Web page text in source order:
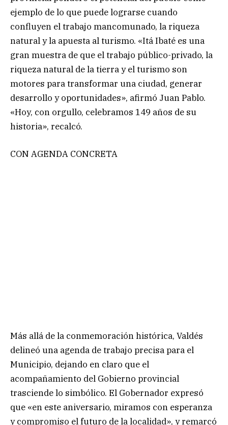
ejemplo de lo que puede lograrse cuando
confluyen el trabajo mancomunado, la riqueza
natural y la apuesta al turismo. «Itá Ibaté es una
gran muestra de que el trabajo público-privado, la
riqueza natural de la tierra y el turismo son
motores para transformar una ciudad, generar
desarrollo y oportunidades», afirmó Juan Pablo.
«Hoy, con orgullo, celebramos 149 años de su
historia», recalcó.
CON AGENDA CONCRETA
Más allá de la conmemoración histórica, Valdés
delineó una agenda de trabajo precisa para el
Municipio, dejando en claro que el
acompañamiento del Gobierno provincial
trasciende lo simbólico. El Gobernador expresó
que «en este aniversario, miramos con esperanza
y compromiso el futuro de la localidad», y remarcó